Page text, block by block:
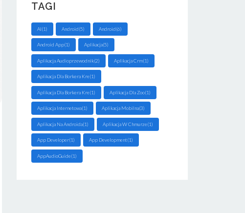
TAGI
AI(1) Android(5) Android(6)
Android App(1) Aplikacja(5)
Aplikacja Audioprzewodnik(2) Aplikacja Crm(1)
Aplikacja Dla Borkera Kre(1)
Aplikacja Dla Borkera Kre(1) Aplikacja Dla Zoo(1)
Aplikacja Internetowa(1) Aplikacja Mobilna(3)
Aplikacja Na Androida(1) Aplikacja W Chmurze(1)
App Developer(1) App Development(1)
AppAudioGuide(1)